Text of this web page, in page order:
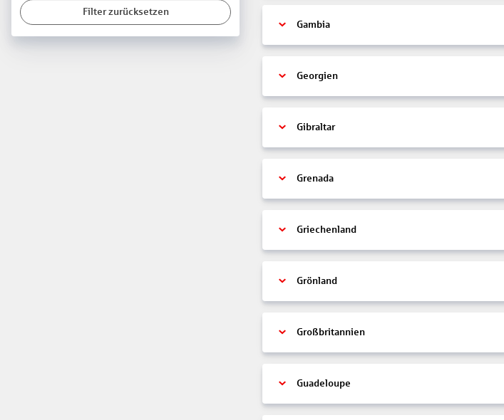
Filter zurücksetzen
Gambia
Georgien
Gibraltar
Grenada
Griechenland
Grönland
Großbritannien
Guadeloupe